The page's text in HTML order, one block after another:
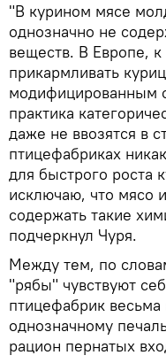
"В курином мясе
однозначно не
веществ. В Европе,
прикармливать
модифицированным
практика
даже не ввозятся в
птицефабриках
для быстрого роста
исключаю, что мясо
содержать такие
подчеркнул Чуря.
Между тем, по
"рябы" чувствуют
птицефабрик весьма
однозначному
рацион пернатых